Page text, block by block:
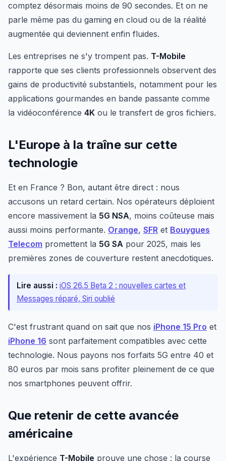
comptez désormais moins de 90 secondes. Et on ne
parle même pas du gaming en cloud ou de la réalité
augmentée qui deviennent enfin fluides.
Les entreprises ne s'y trompent pas. T-Mobile
rapporte que ses clients professionnels observent des
gains de productivité substantiels, notamment pour les
applications gourmandes en bande passante comme
la vidéoconférence 4K ou le transfert de gros fichiers.
L'Europe à la traîne sur cette
technologie
Et en France ? Bon, autant être direct : nous
accusons un retard certain. Nos opérateurs déploient
encore massivement la 5G NSA, moins coûteuse mais
aussi moins performante. Orange, SFR et Bouygues
Telecom promettent la 5G SA pour 2025, mais les
premières zones de couverture restent anecdotiques.
Lire aussi : iOS 26.5 Beta 2 : nouvelles cartes et
Messages réparé, Siri oublié
C'est frustrant quand on sait que nos iPhone 15 Pro et
iPhone 16 sont parfaitement compatibles avec cette
technologie. Nous payons nos forfaits 5G entre 40 et
80 euros par mois sans profiter pleinement de ce que
nos smartphones peuvent offrir.
Que retenir de cette avancée
américaine
L'expérience T-Mobile prouve une chose : la course